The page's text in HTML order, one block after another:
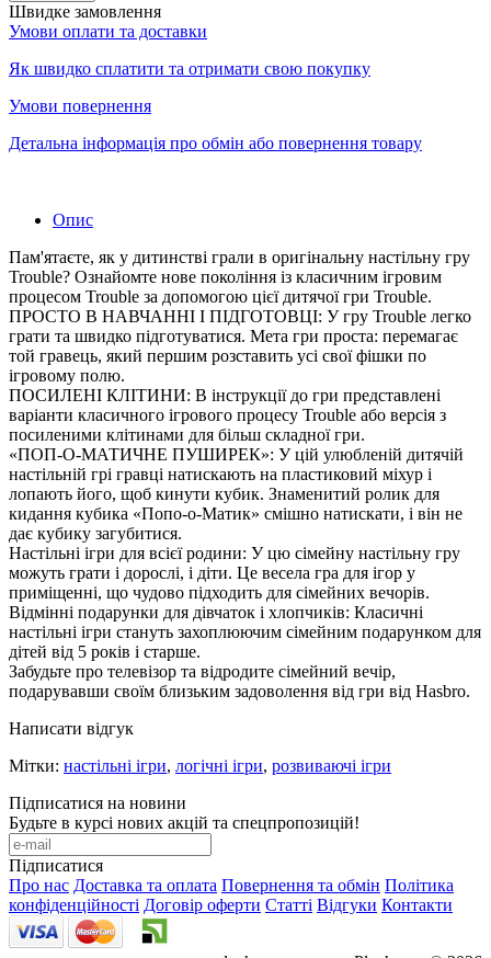
Швидке замовлення
Умови оплати та доставки
Як швидко сплатити та отримати свою покупку
Умови повернення
Детальна інформація про обмін або повернення товару
Опис
Пам'ятаєте, як у дитинстві грали в оригінальну настільну гру
Trouble? Ознайомте нове покоління із класичним ігровим
процесом Trouble за допомогою цієї дитячої гри Trouble.
ПРОСТО В НАВЧАННІ І ПІДГОТОВЦІ: У гру Trouble легко
грати та швидко підготуватися. Мета гри проста: перемагає
той гравець, який першим розставить усі свої фішки по
ігровому полю.
ПОСИЛЕНІ КЛІТИНИ: В інструкції до гри представлені
варіанти класичного ігрового процесу Trouble або версія з
посиленими клітинами для більш складної гри.
«ПОП-О-МАТИЧНЕ ПУШИРЕК»: У цій улюбленій дитячій
настільній грі гравці натискають на пластиковий міхур і
лопають його, щоб кинути кубик. Знаменитий ролик для
кидання кубика «Попо-о-Матик» смішно натискати, і він не
дає кубику загубитися.
Настільні ігри для всієї родини: У цю сімейну настільну гру
можуть грати і дорослі, і діти. Це весела гра для ігор у
приміщенні, що чудово підходить для сімейних вечорів.
Відмінні подарунки для дівчаток і хлопчиків: Класичні
настільні ігри стануть захоплюючим сімейним подарунком для
дітей від 5 років і старше.
Забудьте про телевізор та відродите сімейний вечір,
подарувавши своїм близьким задоволення від гри від Hasbro.
Написати відгук
Мітки: настільні ігри, логічні ігри, розвиваючі ігри
Підписатися на новини
Будьте в курсі нових акцій та спецпропозицій!
Підписатися
Про нас Доставка та оплата Повернення та обмін Політика
конфіденційності Договір оферти Статті Відгуки Контакти